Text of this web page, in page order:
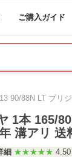
ご購入ガイド
90/88N LT ブリ
1本 165/
溝アリ
細 ★★★★★